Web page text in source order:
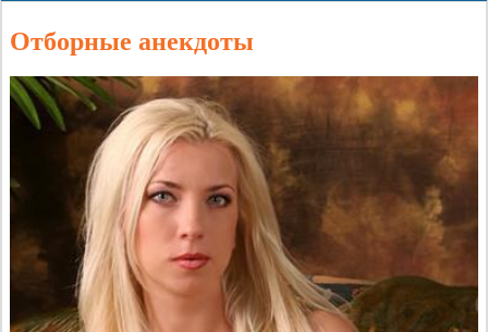
Отборные анекдоты